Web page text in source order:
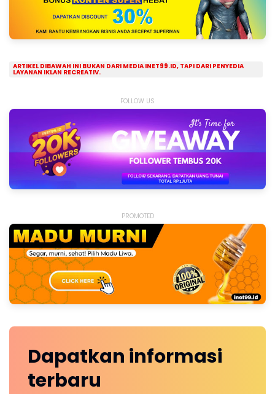
ARTIKEL DIBAWAH INI BUKAN DARI MEDIA INET99.ID, TAPI DARI PENYEDIA
LAYANAN IKLAN RECREATIV.
FOLLOW US
PROMOTED
Dapatkan informasi
terbaru